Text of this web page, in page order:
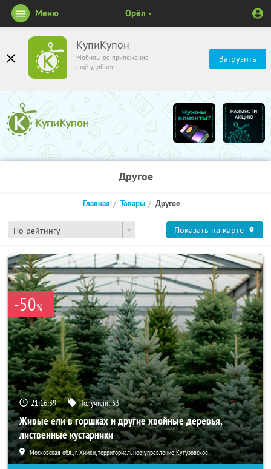
КупиКупон
Мобильное приложение
ещё удобнее
Загрузить
Меню Орёл
Другое
По рейтингу
Главная Товары Другое
Показать на карте
-50%
21:16:38 Получили:53
Живые ели в горшках и другие хвойные деревья,
лиственные кустарники
Московская обл., г. Химки, территориальное управление Кутузовское